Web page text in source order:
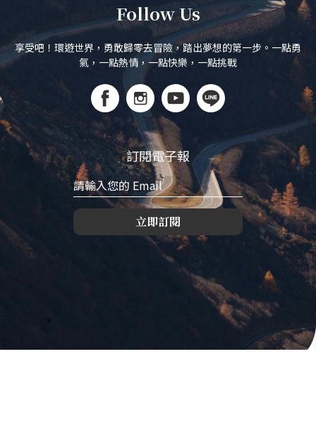
Follow Us
享受吧！環遊世界，勇敢歸零去冒險，踏出夢想的第一步。一點勇
氣，一點熱情，一點快樂，一點挑戰
訂閱電子報
立即訂閱